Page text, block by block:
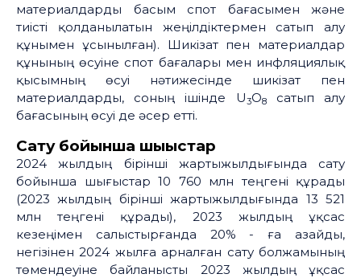
материалдарды басым спот бағасымен және
тиісті қолданылатын жеңілдіктермен сатып алу
құнымен ұсынылған). Шикізат пен материалдар
құнының өсуіне спот бағалары мен инфляциялық
қысымның өсуі нәтижесінде шикізат пен
материалдарды, соның ішінде U3O8сатып алу
бағасының өсуі де әсер етті.
Сату бойынша шығыстар
2024 жылдың бірінші жартыжылдығында сату
бойынша шығыстар 10 760 млн теңгені құрады
(2023 жылдың бірінші жартыжылдығында 13 521
млн теңгені құрады), 2023 жылдың ұқсас
кезеңімен салыстырғанда 20% - ға азайды,
негізінен 2024 жылға арналған сату болжамының
төмендеуіне байланысты 2023 жылдың ұқсас